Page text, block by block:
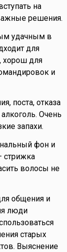
на
решения.
удачным в
для
хорош для
и
поста, отказа
Очень
запахи.
фон и
стрижка
волосы не
общения и
люди
старых
Выяснение